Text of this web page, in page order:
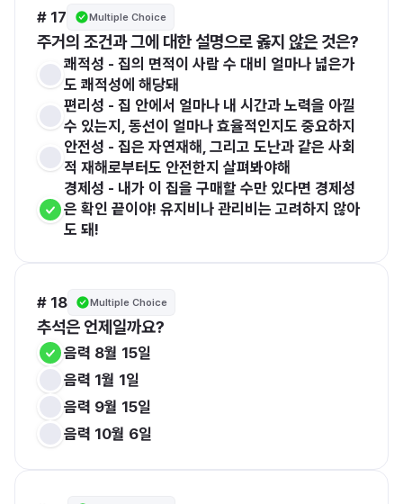
# 17 Multiple Choice
주거의 조건과 그에 대한 설명으로 옳지 않은 것은?
쾌적성 - 집의 면적이 사람 수 대비 얼마나 넓은가
도 쾌적성에 해당돼
편리성 - 집 안에서 얼마나 내 시간과 노력을 아낄
수 있는지, 동선이 얼마나 효율적인지도 중요하지
안전성 - 집은 자연재해, 그리고 도난과 같은 사회
적 재해로부터도 안전한지 살펴봐야해
경제성 - 내가 이 집을 구매할 수만 있다면 경제성
은 확인 끝이야! 유지비나 관리비는 고려하지 않아
도 돼!
# 18 Multiple Choice
추석은 언제일까요?
음력 8월 15일
음력 1월 1일
음력 9월 15일
음력 10월 6일